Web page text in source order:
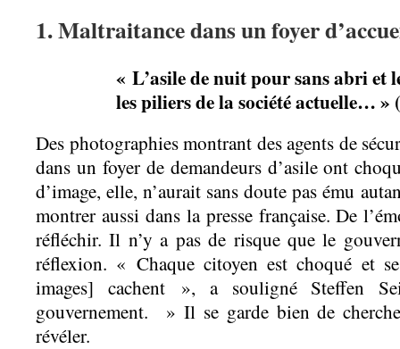
1. Maltraitance dans un foyer
« L’asile de nuit pour sans abri et
les piliers de la société actuelle… »
Des photographies montrant des agents de
dans un foyer de demandeurs d’asile ont
d’image, elle, n’aurait sans doute pas ému
montrer aussi dans la presse française. De
réfléchir. Il n’y a pas de risque que le
réflexion. « Chaque citoyen est choqué et
images] cachent », a souligné Steffen
gouvernement. » Il se garde bien de
révéler.